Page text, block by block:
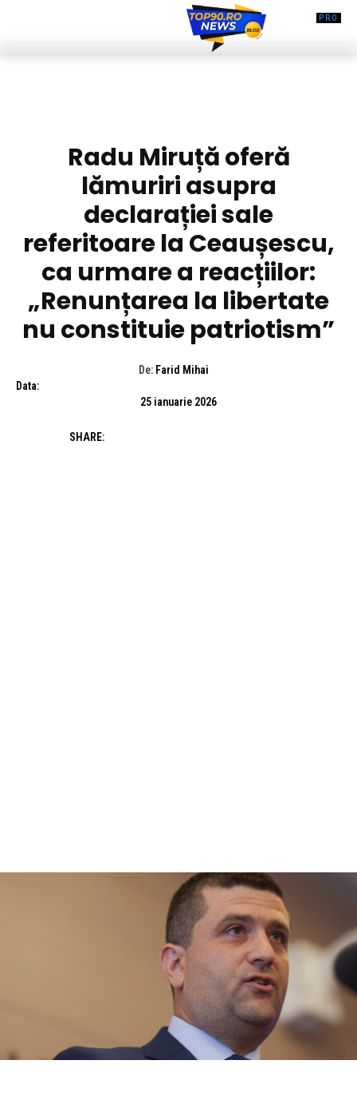
Radu Miruță oferă
lămuriri asupra
declarației sale
referitoare la Ceaușescu,
ca urmare a reacțiilor:
„Renunțarea la libertate
nu constituie patriotism”
De: Farid Mihai
Data:
25 ianuarie 2026
SHARE: